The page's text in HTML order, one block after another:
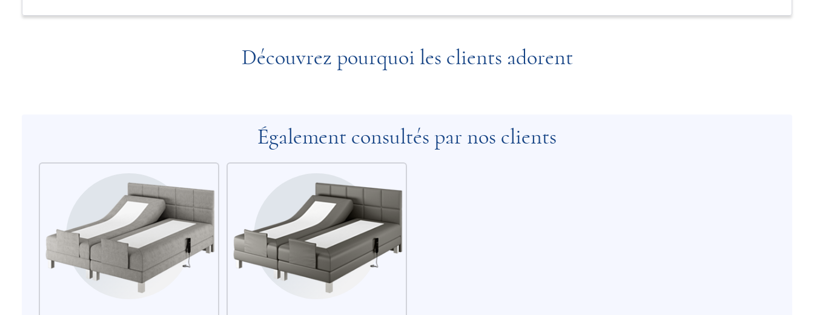
Découvrez pourquoi les clients adorent
Également consultés par nos clients